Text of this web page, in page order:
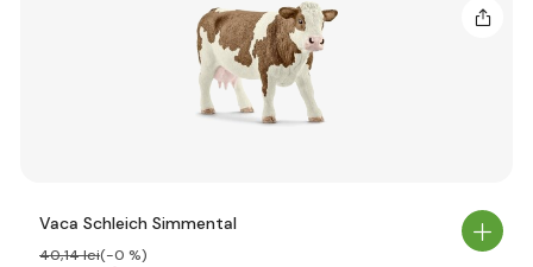
Vaca Schleich Simmental
40,14 lei(-0 %)